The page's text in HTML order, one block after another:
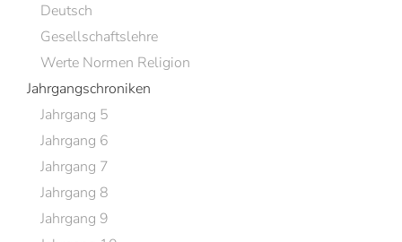
Deutsch
Gesellschaftslehre
Werte Normen Religion
Jahrgangschroniken
Jahrgang 5
Jahrgang 6
Jahrgang 7
Jahrgang 8
Jahrgang 9